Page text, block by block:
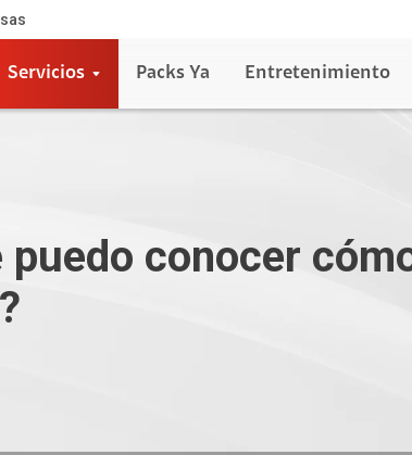
Servicios Packs Ya Entretenimiento
puedo conocer